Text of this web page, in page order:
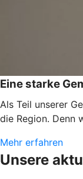
Eine starke
Als Teil unserer
die Region. Denn
Mehr erfahren
Unsere